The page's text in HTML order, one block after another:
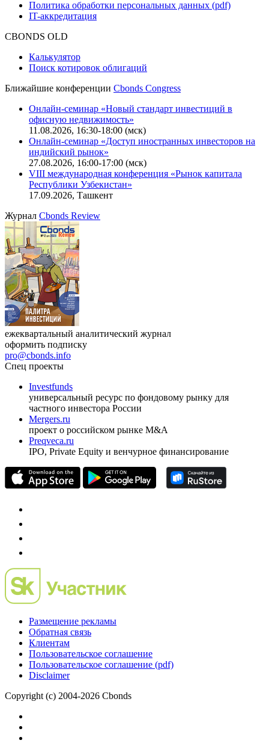
Политика обработки персональных данных (pdf)
IT-аккредитация
CBONDS OLD
Калькулятор
Поиск котировок облигаций
Ближайшие конференции Cbonds Congress
Онлайн-семинар «Новый стандарт инвестиций в
офисную недвижимость»
11.08.2026, 16:30-18:00 (мск)
Онлайн-семинар «Доступ иностранных инвесторов на
индийский рынок»
27.08.2026, 16:00-17:00 (мск)
VIII международная конференция «Рынок капитала
Республики Узбекистан»
17.09.2026, Ташкент
Журнал Cbonds Review
ежеквартальный аналитический журнал
оформить подписку
pro@cbonds.info
Спец проекты
Investfunds
универсальный ресурс по фондовому рынку для
частного инвестора России
Mergers.ru
проект о российском рынке M&A
Preqveca.ru
IPO, Private Equity и венчурное финансирование
Размещение рекламы
Обратная связь
Клиентам
Пользовательское соглашение
Пользовательское соглашение (pdf)
Disclaimer
Copyright (c) 2004-2026 Cbonds